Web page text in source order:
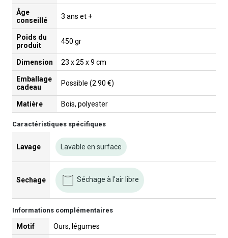
Âge
conseillé
3 ans et +
Poids du
produit
450 gr
Dimension 23 x 25 x 9 cm
Emballage
cadeau
Possible (2.90 €)
Matière Bois, polyester
Caractéristiques spécifiques
Lavage Lavable en surface
Sechage Séchage à l'air libre
Informations complémentaires
Motif Ours, légumes